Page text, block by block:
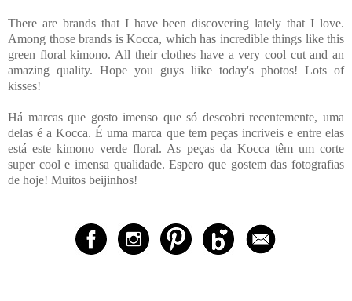
There are brands that I have been discovering lately that I love.
Among those brands is Kocca, which has incredible things like this
green floral kimono. All their clothes have a very cool cut and an
amazing quality. Hope you guys liike today's photos! Lots of
kisses!
Há marcas que gosto imenso que só descobri recentemente, uma
delas é a Kocca. É uma marca que tem peças incriveis e entre elas
está este kimono verde floral. As peças da Kocca têm um corte
super cool e imensa qualidade. Espero que gostem das fotografias
de hoje! Muitos beijinhos!